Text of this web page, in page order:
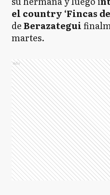
el country ‘Fincas
deBerazategui
martes.
Ads